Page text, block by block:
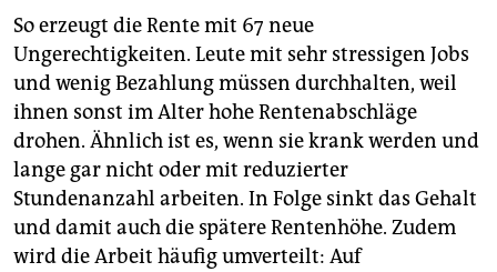
So erzeugt die Rente mit 67 neue
Ungerechtigkeiten. Leute mit sehr stressigen Jobs
und wenig Bezahlung müssen durchhalten, weil
ihnen sonst im Alter hohe Rentenabschläge
drohen. Ähnlich ist es, wenn sie krank werden und
lange gar nicht oder mit reduzierter
Stundenanzahl arbeiten. In Folge sinkt das Gehalt
und damit auch die spätere Rentenhöhe. Zudem
wird die Arbeit häufig umverteilt: Auf